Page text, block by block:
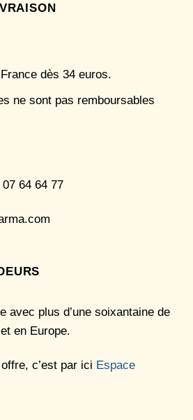
dès 34 euros.
ne sont pas remboursables
64 64 77
avec plus d’une soixantaine de
en Europe.
c’est par ici Espace